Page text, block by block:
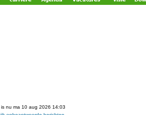
is nu ma 10 aug 2026 14:03